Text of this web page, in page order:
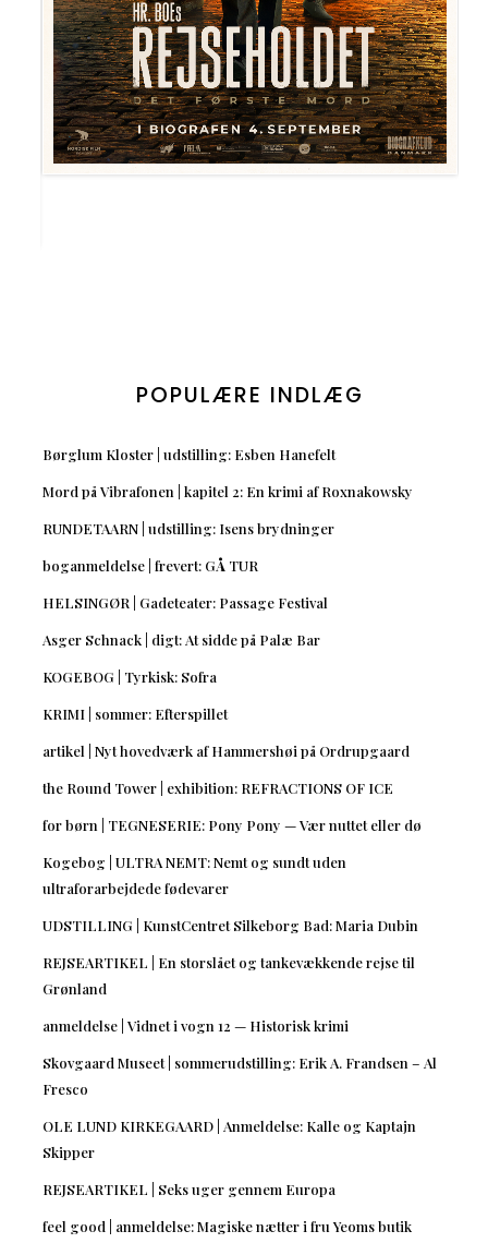
POPULÆRE INDLÆG
Børglum Kloster | udstilling: Esben Hanefelt
Mord på Vibrafonen | kapitel 2: En krimi af Roxnakowsky
RUNDETAARN | udstilling: Isens brydninger
boganmeldelse | frevert: GÅ TUR
HELSINGØR | Gadeteater: Passage Festival
Asger Schnack | digt: At sidde på Palæ Bar
KOGEBOG | Tyrkisk: Sofra
KRIMI | sommer: Efterspillet
artikel | Nyt hovedværk af Hammershøi på Ordrupgaard
the Round Tower | exhibition: REFRACTIONS OF ICE
for børn | TEGNESERIE: Pony Pony — Vær nuttet eller dø
Kogebog | ULTRA NEMT: Nemt og sundt uden
ultraforarbejdede fødevarer
UDSTILLING | KunstCentret Silkeborg Bad: Maria Dubin
REJSEARTIKEL | En storslået og tankevækkende rejse til
Grønland
anmeldelse | Vidnet i vogn 12 — Historisk krimi
Skovgaard Museet | sommerudstilling: Erik A. Frandsen – Al
Fresco
OLE LUND KIRKEGAARD | Anmeldelse: Kalle og Kaptajn
Skipper
REJSEARTIKEL | Seks uger gennem Europa
feel good | anmeldelse: Magiske nætter i fru Yeoms butik